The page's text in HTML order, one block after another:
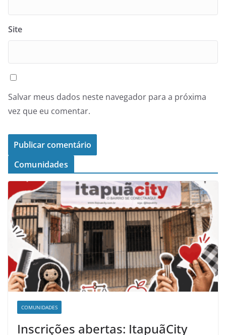
Site
Salvar meus dados neste navegador para a próxima
vez que eu comentar.
Comunidades
COMUNIDADES
Inscrições abertas: ItapuãCity